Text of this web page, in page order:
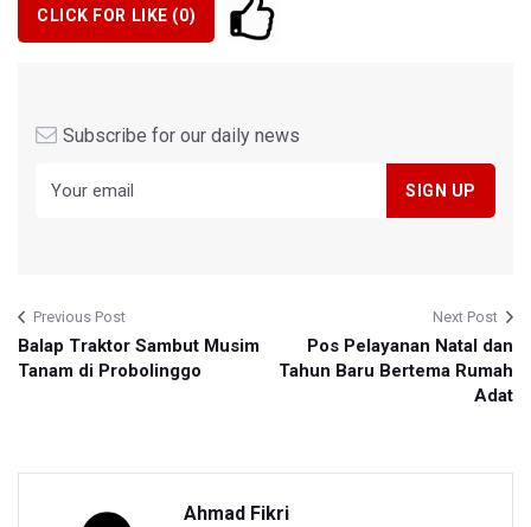
CLICK FOR LIKE (0)
Subscribe for our daily news
Previous Post
Balap Traktor Sambut Musim
Tanam di Probolinggo
Next Post
Pos Pelayanan Natal dan
Tahun Baru Bertema Rumah
Adat
Ahmad Fikri